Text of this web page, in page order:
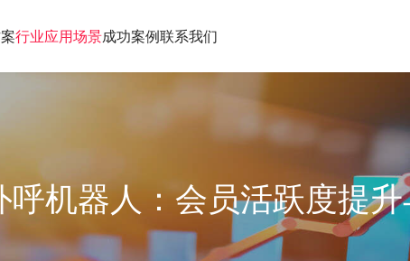
行业应用场景成功案例联系我们
呼机器人：会员活跃度提